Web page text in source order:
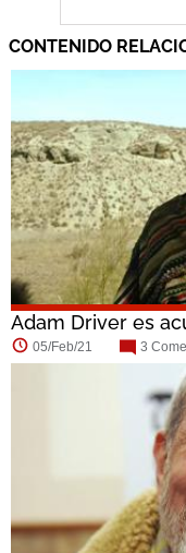
CONTENIDO
Adam Driver es
05/Feb/21 3